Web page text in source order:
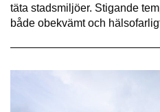
täta stadsmiljöer. Stigande
både obekvämt och